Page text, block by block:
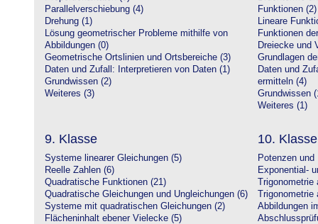
Parallelverschiebung (4)
Drehung (1)
Lösung geometrischer Probleme mithilfe von
Abbildungen (0)
Geometrische Ortslinien und Ortsbereiche (3)
Daten und Zufall: Interpretieren von Daten (1)
Grundwissen (2)
Weiteres (3)
Funktionen (2)
Lineare
Funktionen
Dreiecke und
Grundlagen
Daten und
ermitteln (4)
Grundwissen
Weiteres (1)
9. Klasse
Systeme linearer Gleichungen (5)
Reelle Zahlen (6)
Quadratische Funktionen (21)
Quadratische Gleichungen und Ungleichungen (6)
Systeme mit quadratischen Gleichungen (2)
Flächeninhalt ebener Vielecke (5)
10. Klasse
Potenzen
Exponential-
Abbildungen